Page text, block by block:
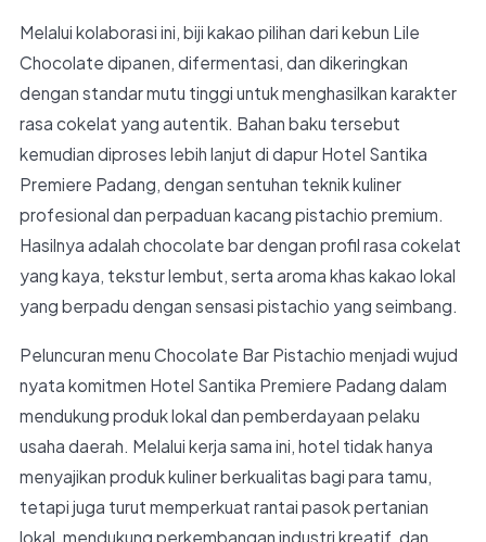
Melalui kolaborasi ini, biji kakao pilihan dari kebun Lile
Chocolate dipanen, difermentasi, dan dikeringkan
dengan standar mutu tinggi untuk menghasilkan karakter
rasa cokelat yang autentik. Bahan baku tersebut
kemudian diproses lebih lanjut di dapur Hotel Santika
Premiere Padang, dengan sentuhan teknik kuliner
profesional dan perpaduan kacang pistachio premium.
Hasilnya adalah chocolate bar dengan profil rasa cokelat
yang kaya, tekstur lembut, serta aroma khas kakao lokal
yang berpadu dengan sensasi pistachio yang seimbang.
Peluncuran menu Chocolate Bar Pistachio menjadi wujud
nyata komitmen Hotel Santika Premiere Padang dalam
mendukung produk lokal dan pemberdayaan pelaku
usaha daerah. Melalui kerja sama ini, hotel tidak hanya
menyajikan produk kuliner berkualitas bagi para tamu,
tetapi juga turut memperkuat rantai pasok pertanian
lokal, mendukung perkembangan industri kreatif, dan